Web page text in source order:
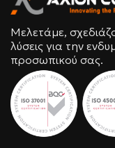
Μελετάμε,
λύσεις για την
προσωπικού σας.